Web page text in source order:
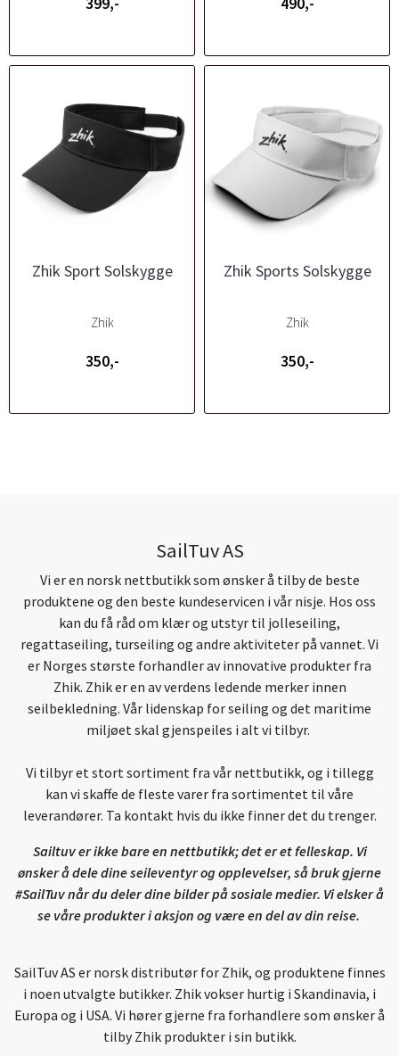
Zhik Sport Solskygge
Zhik
350,-
Zhik Sports Solskygge
Zhik
350,-
SailTuv AS
Vi er en norsk nettbutikk som ønsker å tilby de beste
produktene og den beste kundeservicen i vår nisje. Hos oss
kan du få råd om klær og utstyr til jolleseiling,
regattaseiling, turseiling og andre aktiviteter på vannet. Vi
er Norges største forhandler av innovative produkter fra
Zhik. Zhik er en av verdens ledende merker innen
seilbekledning. Vår lidenskap for seiling og det maritime
miljøet skal gjenspeiles i alt vi tilbyr.
Vi tilbyr et stort sortiment fra vår nettbutikk, og i tillegg
kan vi skaffe de fleste varer fra sortimentet til våre
leverandører. Ta kontakt hvis du ikke finner det du trenger.
Sailtuv er ikke bare en nettbutikk; det er et felleskap. Vi
ønsker å dele dine seileventyr og opplevelser, så bruk gjerne
#SailTuv når du deler dine bilder på sosiale medier. Vi elsker å
se våre produkter i aksjon og være en del av din reise.
SailTuv AS er norsk distributør for Zhik, og produktene finnes
i noen utvalgte butikker. Zhik vokser hurtig i Skandinavia, i
Europa og i USA. Vi hører gjerne fra forhandlere som ønsker å
tilby Zhik produkter i sin butikk.